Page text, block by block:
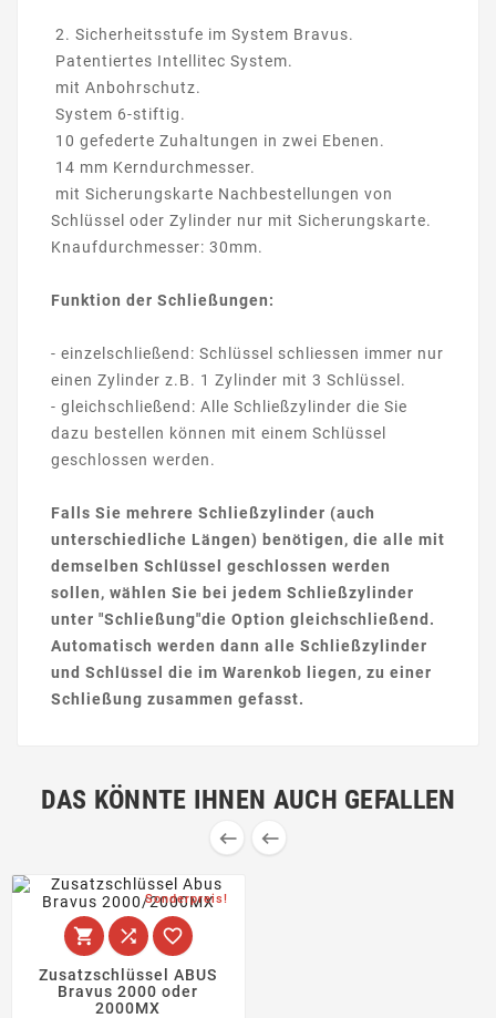
2. Sicherheitsstufe im System Bravus.
Patentiertes Intellitec System.
mit Anbohrschutz.
System 6-stiftig.
10 gefederte Zuhaltungen in zwei Ebenen.
14 mm Kerndurchmesser.
mit Sicherungskarte Nachbestellungen von
Schlüssel oder Zylinder nur mit Sicherungskarte.
Knaufdurchmesser: 30mm.
Funktion der Schließungen:
- einzelschließend: Schlüssel schliessen immer nur
einen Zylinder z.B. 1 Zylinder mit 3 Schlüssel.
- gleichschließend: Alle Schließzylinder die Sie
dazu bestellen können mit einem Schlüssel
geschlossen werden.
Falls Sie mehrere Schließzylinder (auch
unterschiedliche Längen) benötigen, die alle mit
demselben Schlüssel geschlossen werden
sollen, wählen Sie bei jedem Schließzylinder
unter "Schließung"die Option gleichschließend.
Automatisch werden dann alle Schließzylinder
und Schlüssel die im Warenkob liegen, zu einer
Schließung zusammen gefasst.
DAS KÖNNTE IHNEN AUCH GEFALLEN
 
Sonderpreis!
  
Zusatzschlüssel ABUS
Bravus 2000 oder
2000MX